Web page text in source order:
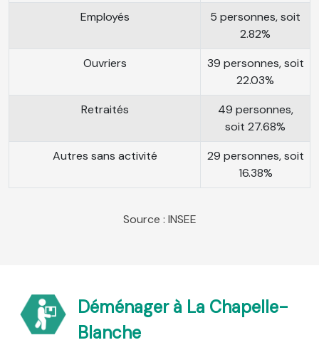
Employés
5 personnes, soit
2.82%
Ouvriers
39 personnes, soit
22.03%
Retraités
49 personnes,
soit 27.68%
Autres sans activité
29 personnes, soit
16.38%
Source : INSEE
Déménager à La Chapelle-
Blanche